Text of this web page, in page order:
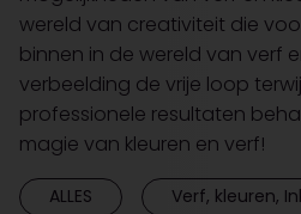
wereld van creativiteit die
binnen in de wereld van verf
verbeelding de vrije loop
professionele resultaten
magie van kleuren en verf!
ALLES Verf, kleuren,